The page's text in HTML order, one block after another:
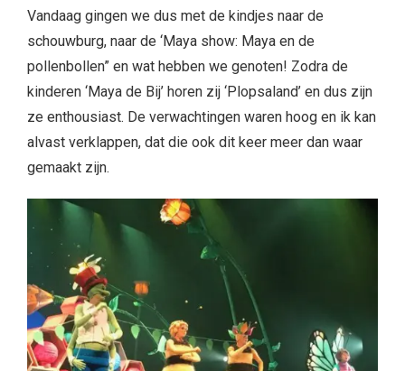
Vandaag gingen we dus met de kindjes naar de
schouwburg, naar de ‘Maya show: Maya en de
pollenbollen” en wat hebben we genoten! Zodra de
kinderen ‘Maya de Bij’ horen zij ‘Plopsaland’ en dus zijn
ze enthousiast. De verwachtingen waren hoog en ik kan
alvast verklappen, dat die ook dit keer meer dan waar
gemaakt zijn.